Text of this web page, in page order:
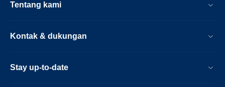
Tentang kami
Kontak & dukungan
Stay up-to-date